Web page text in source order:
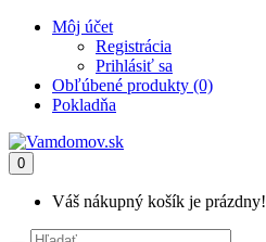
Môj účet
Registrácia
Prihlásiť sa
Obľúbené produkty (0)
Pokladňa
0
Váš nákupný košík je prázdny!